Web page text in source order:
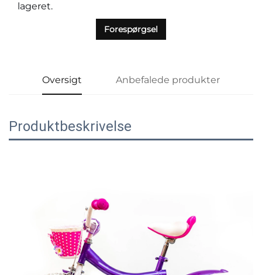
lageret.
Forespørgsel
Oversigt Anbefalede produkter
Produktbeskrivelse